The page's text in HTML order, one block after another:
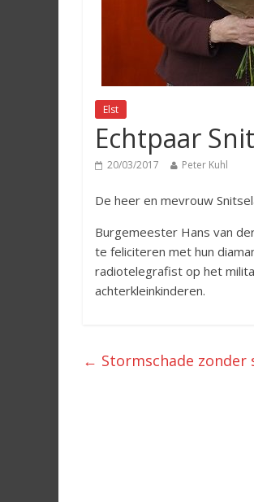
Elst
Echtpaar
20/03/2017 Peter Kuhl
De heer en mevrouw
Burgemeester Hans van
te feliciteren met hun
radiotelegrafist op het
achterkleinkinderen.
← Stormschade zonder